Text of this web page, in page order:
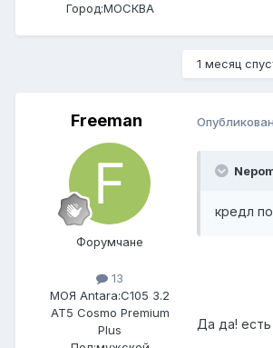
Город:МОСКВА
1 месяц
Freeman
Форумчане
13
МОЯ Antara:C105 3.2
AT5 Cosmo Premium
Plus
кредл
Да да! есть